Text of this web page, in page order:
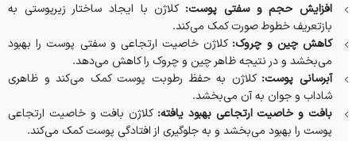
افزایش حجم و سفتی پوست: کلاژن با ایجاد ساختار زیرپوستی به
بازتعریف خطوط صورت کمک می‌کند.
کاهش چین و چروک: کلاژن خاصیت ارتجاعی و سفتی پوست را بهبود
می‌بخشد و در نتیجه ظاهر چین و چروک را کاهش می‌دهد.
آبرسانی پوست: کلاژن به حفظ رطوبت پوست کمک می‌کند و ظاهری
شاداب و جوان به آن می‌بخشد.
بافت و خاصیت ارتجاعی بهبود یافته: کلاژن بافت و خاصیت ارتجاعی
پوست را بهبود می‌بخشد و به جلوگیری از افتادگی پوست کمک می‌کند.